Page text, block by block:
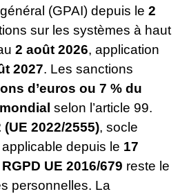
(GPAI) depuis le 2
sur les systèmes à haut
2 août 2026, application
2027. Les sanctions
d’euros ou 7 % du
selon l’article 99.
2022/2555), socle
depuis le 17
RGPD UE 2016/679 reste le
personnelles. La